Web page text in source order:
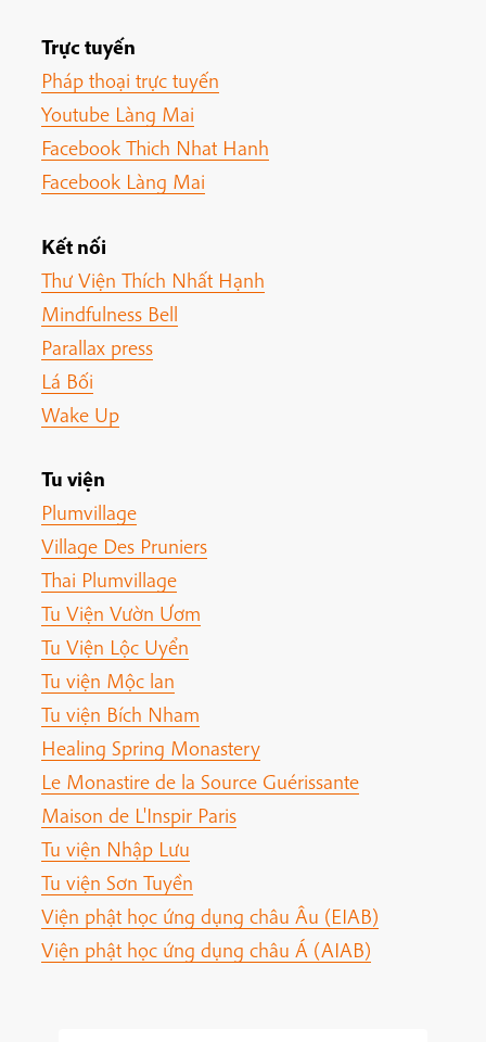
Trực tuyến
Pháp thoại trực tuyến
Youtube Làng Mai
Facebook Thich Nhat Hanh
Facebook Làng Mai
Kết nối
Thư Viện Thích Nhất Hạnh
Mindfulness Bell
Parallax press
Lá Bối
Wake Up
Tu viện
Plumvillage
Village Des Pruniers
Thai Plumvillage
Tu Viện Vườn Ươm
Tu Viện Lộc Uyển
Tu viện Mộc lan
Tu viện Bích Nham
Healing Spring Monastery
Le Monastire de la Source Guérissante
Maison de L'Inspir Paris
Tu viện Nhập Lưu
Tu viện Sơn Tuyền
Viện phật học ứng dụng châu Âu (EIAB)
Viện phật học ứng dụng châu Á (AIAB)